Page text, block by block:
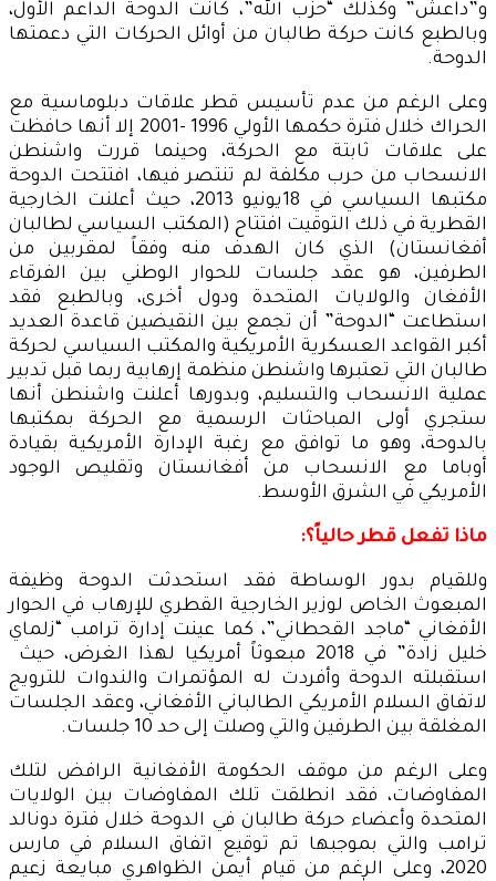
و”داعش” وكذلك “حزب الله”، كانت الدوحة الداعم الأول،
وبالطبع كانت حركة طالبان من أوائل الحركات التي دعمتها
الدوحة.
وعلى الرغم من عدم تأسيس قطر علاقات دبلوماسية مع
الحراك خلال فترة حكمها الأولي 1996 -2001 إلا أنها حافظت
على علاقات ثابتة مع الحركة، وحينما قررت واشنطن
الانسحاب من حرب مكلفة لم تنتصر فيها، افتتحت الدوحة
مكتبها السياسي في 18يونيو 2013، حيث أعلنت الخارجية
القطرية في ذلك التوقيت افتتاح (المكتب السياسي لطالبان
أفغانستان) الذي كان الهدف منه وفقاً لمقربين من
الطرفين، هو عقد جلسات للحوار الوطني بين الفرقاء
الأفغان والولايات المتحدة ودول أخرى، وبالطبع فقد
استطاعت “الدوحة” أن تجمع بين النقيضين قاعدة العديد
أكبر القواعد العسكرية الأمريكية والمكتب السياسي لحركة
طالبان التي تعتبرها واشنطن منظمة إرهابية ربما قبل تدبير
عملية الانسحاب والتسليم، وبدورها أعلنت واشنطن أنها
ستجري أولى المباحثات الرسمية مع الحركة بمكتبها
بالدوحة، وهو ما توافق مع رغبة الإدارة الأمريكية بقيادة
أوباما مع الانسحاب من أفغانستان وتقليص الوجود
الأمريكي في الشرق الأوسط.
ماذا تفعل قطر حالياً؟:
وللقيام بدور الوساطة فقد استحدثت الدوحة وظيفة
المبعوث الخاص لوزير الخارجية القطري للإرهاب في الحوار
الأفغاني “ماجد القحطاني”، كما عينت إدارة ترامب “زلماي
خليل زادة” في 2018 مبعوثاً أمريكيا لهذا الغرض، حيث
استقبلته الدوحة وأفردت له المؤتمرات والندوات للترويج
لاتفاق السلام الأمريكي الطالباني الأفغاني، وعقد الجلسات
المغلقة بين الطرفين والتي وصلت إلى حد 10 جلسات.
وعلى الرغم من موقف الحكومة الأفغانية الرافض لتلك
المفاوضات، فقد انطلقت تلك المفاوضات بين الولايات
المتحدة وأعضاء حركة طالبان في الدوحة خلال فترة دونالد
ترامب والتي بموجبها تم توقيع اتفاق السلام في مارس
2020، وعلى الرغم من قيام أيمن الظواهري مبايعة زعيم